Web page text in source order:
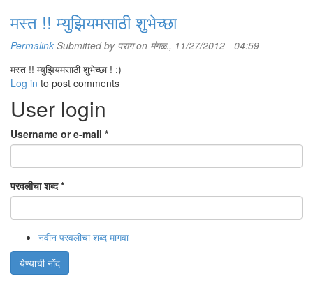
मस्त !! म्युझियमसाठी शुभेच्छा
Permalink Submitted by परागon मंगळ., 11/27/2012 - 04:59
मस्त !! म्युझियमसाठी शुभेच्छा ! :)
Log in to post comments
User login
Username or e-mail *
परवलीचा शब्द*
नवीन परवलीचा शब्द मागवा
येण्याची नोंद